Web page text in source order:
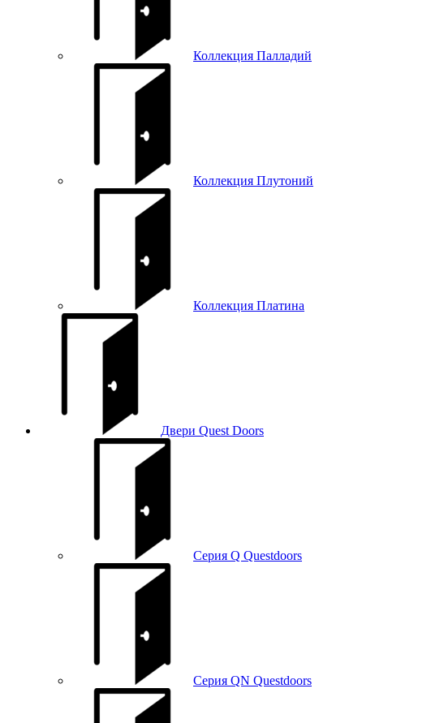
Коллекция Палладий
Коллекция Плутоний
Коллекция Платина
Двери Quest Doors
Серия Q Questdoors
Серия QN Questdoors